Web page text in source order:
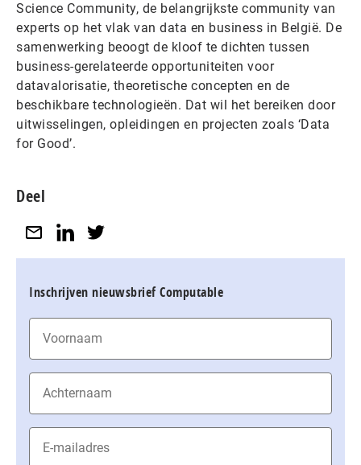
Science Community, de belangrijkste community van
experts op het vlak van data en business in België. De
samenwerking beoogt de kloof te dichten tussen
business-gerelateerde opportuniteiten voor
datavalorisatie, theoretische concepten en de
beschikbare technologieën. Dat wil het bereiken door
uitwisselingen, opleidingen en projecten zoals ‘Data
for Good’.
Deel
Inschrijven nieuwsbrief Computable